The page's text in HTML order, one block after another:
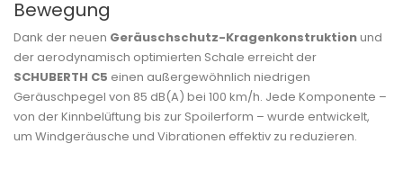
Bewegung
Dank der neuen Geräuschschutz-Kragenkonstruktionund
der aerodynamisch optimierten Schale erreicht der
SCHUBERTH C5 einen außergewöhnlich niedrigen
Geräuschpegel von 85 dB(A) bei 100 km/h. Jede Komponente –
von der Kinnbelüftung bis zur Spoilerform – wurde entwickelt,
um Windgeräusche und Vibrationen effektiv zu reduzieren.